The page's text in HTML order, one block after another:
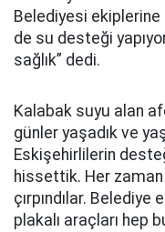
Belediyesi
de su desteği
sağlık” dedi.
Kalabak suyu alan
günler yaşadık ve
Eskişehirlilerin
hissettik. Her
çırpındılar. Belediye
plakalı araçları hep